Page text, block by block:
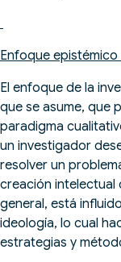
Enfoque
El enfoque de la
que se asume, que
paradigma
un investigador
resolver un
creación intelectual
general, está
ideología, lo cual
estrategias y